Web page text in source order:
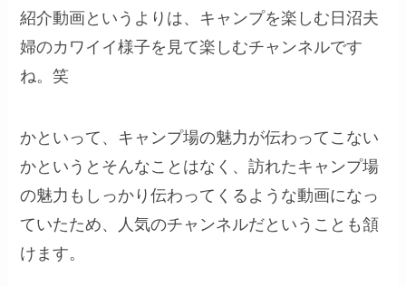
紹介動画というよりは、キャンプを楽しむ日沼夫
婦のカワイイ様子を見て楽しむチャンネルです
ね。笑
かといって、キャンプ場の魅力が伝わってこない
かというとそんなことはなく、訪れたキャンプ場
の魅力もしっかり伝わってくるような動画になっ
ていたため、人気のチャンネルだということも頷
けます。